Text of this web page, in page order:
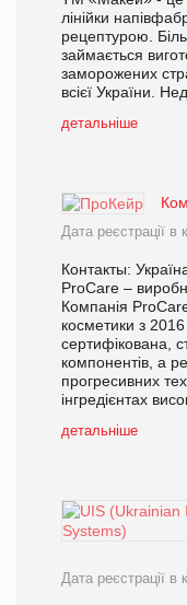
лінійки
рецептурою.
займається
заморожених
всієї України.
детальніше
Дата реєстрації в
Контакты:
ProCare –
Компанія
косметики з
сертифікована,
компонентів, а
прогресивних
інгредієнтах
детальніше
Дата реєстрації в